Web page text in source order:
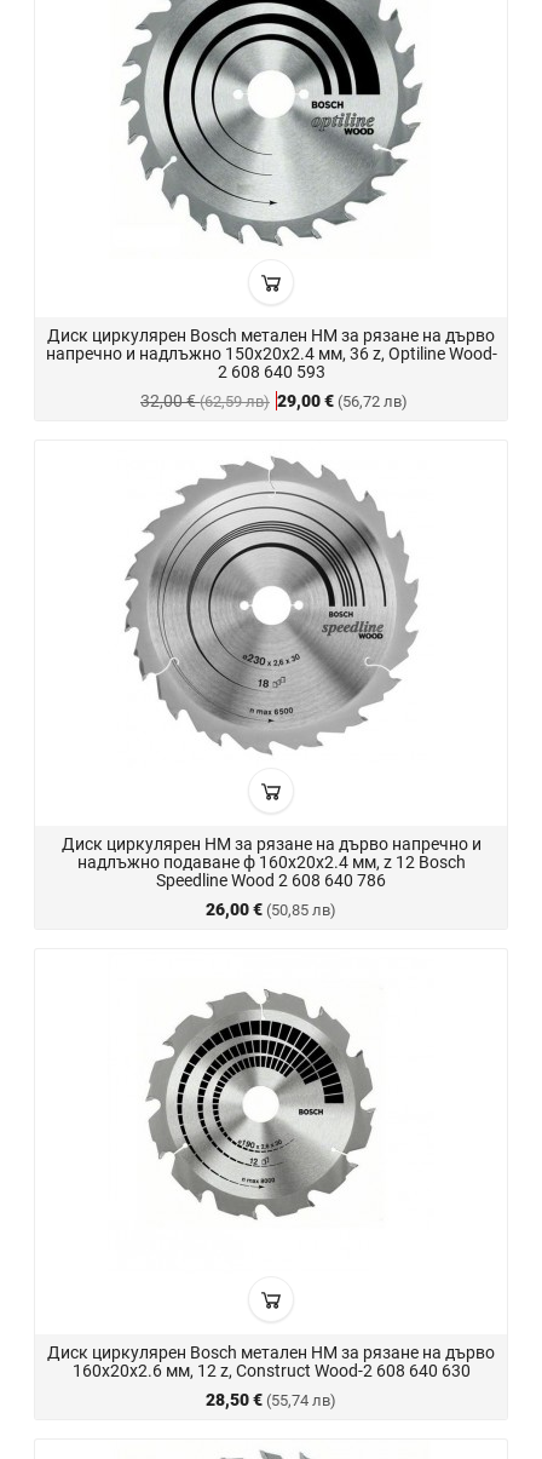
Диск циркулярен Bosch метален HM за рязане на дърво
напречно и надлъжно 150x20x2.4 мм, 36 z, Optiline Wood-
2 608 640 593
29,00 € (56,72 лв)
32,00 €(62,59 лв)
Диск циркулярен HM за рязане на дърво напречно и
надлъжно подаване ф 160х20х2.4 мм, z 12 Bosch
Speedline Wood 2 608 640 786
26,00 € (50,85 лв)
Диск циркулярен Bosch метален HM за рязане на дърво
160x20x2.6 мм, 12 z, Construct Wood-2 608 640 630
28,50 € (55,74 лв)